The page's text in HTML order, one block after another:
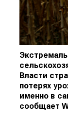
Власти
потерях
именно в
сообщает